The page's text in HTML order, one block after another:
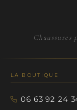
Chaussures
LA BOUTIQUE
06 63 92 24